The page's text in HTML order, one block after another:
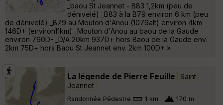
_baou St Jeannet - B83 1,2km (peu de
dénivelé) _B83 à la B79 environ 6 km (peu
de dénivelé) _B79 au Mouton d'Anou (1079alt) environ 4km
146D+ (environ11km) _Mouton d'Anou au baou de la Gaude
environ 760D- _D/A 20km 937D+ hors Baou de la Gaude env.
2km 75D+ hors Baou St Jeannet env. 2km 100D+ »
La légende de Pierre Feuille
Saint-
Jeannet
Randonnée Pédestre 1 km 170 m